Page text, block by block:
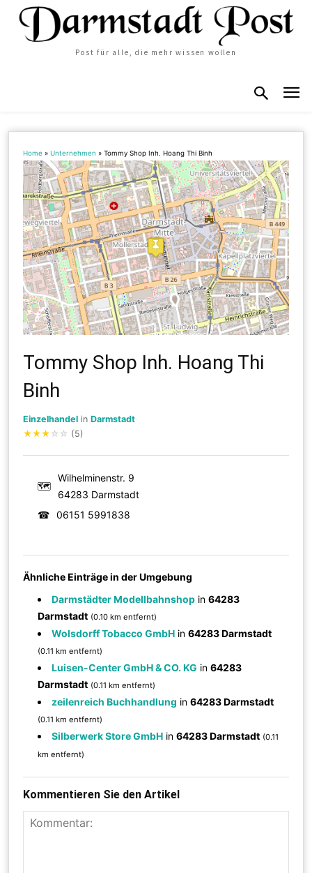
Post für alle, die mehr wissen wollen
Home »Unternehmen »Tommy Shop Inh. Hoang Thi Binh
Tommy Shop Inh. Hoang Thi
Binh
Einzelhandel inDarmstadt
★★★ ☆ ☆ (5)
🗺
Wilhelminenstr. 9
64283 Darmstadt
☎
06151 5991838
Ähnliche Einträge in der Umgebung
Darmstädter Modellbahnshop in64283
Darmstadt (0.10 km entfernt)
Wolsdorff Tobacco GmbH in64283 Darmstadt
(0.11 km entfernt)
Luisen-Center GmbH & CO. KG in64283
Darmstadt (0.11 km entfernt)
zeilenreich Buchhandlung in64283 Darmstadt
(0.11 km entfernt)
Silberwerk Store GmbH in64283 Darmstadt (0.11
km entfernt)
Kommentieren Sie den Artikel